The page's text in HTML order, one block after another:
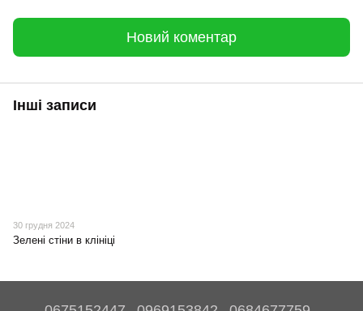
Новий коментар
Інші записи
30 грудня 2024
Зелені стіни в клініці